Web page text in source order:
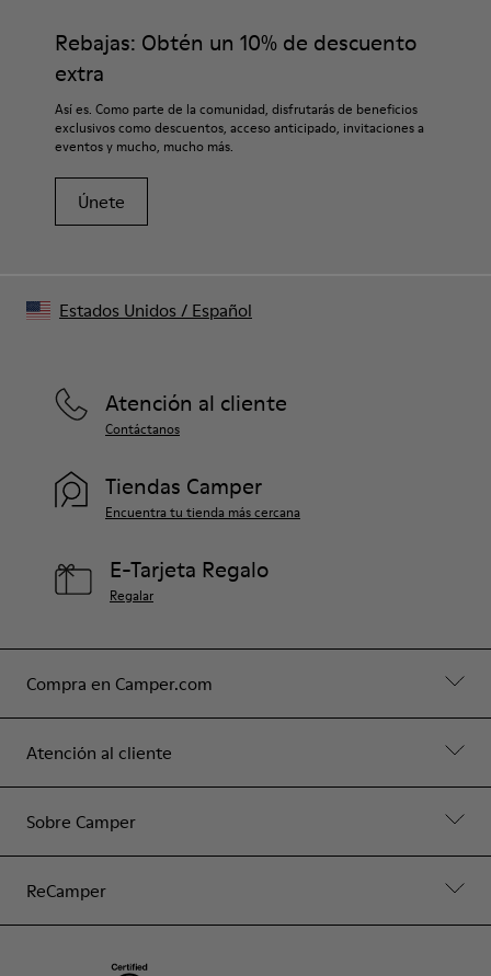
Rebajas: Obtén un 10% de descuento
extra
Así es. Como parte de la comunidad, disfrutarás de beneficios
exclusivos como descuentos, acceso anticipado, invitaciones a
eventos y mucho, mucho más.
Únete
Compra en Camper.com
Atención al cliente
Sobre Camper
ReCamper
Atención al cliente
Contáctanos
Tiendas Camper
Encuentra tu tienda más cercana
E-Tarjeta Regalo
Regalar
Estados Unidos / Español